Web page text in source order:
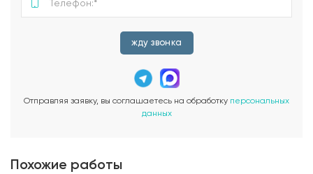
жду звонка
Отправляя заявку, вы соглашаетесь на обработку персональных
данных
Похожие работы